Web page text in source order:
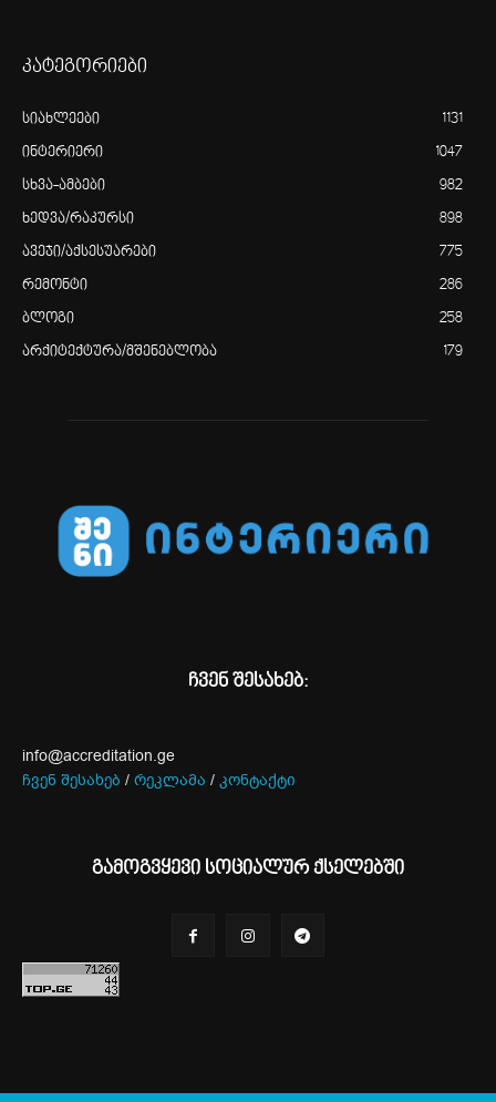
კატეგორიები
სიახლეები 1131
ინტერიერი 1047
სხვა-ამბები 982
ხედვა/რაკურსი 898
ავეჯი/აქსესუარები 775
რემონტი 286
ბლოგი 258
არქიტექტურა/მშენებლობა 179
ჩვენ შესახებ:
info@accreditation.ge
ჩვენ შესახებ / რეკლამა / კონტაქტი
გამოგვყევი სოციალურ ქსელებში